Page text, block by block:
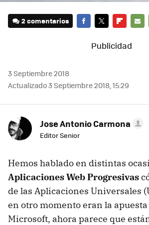
2 comentarios
MAIL
3 Septiembre 2018
Actualizado 3 Septiembre 2018, 15:29
Jose Antonio Carmona
Editor Senior
Hemos hablado en distintas
Aplicaciones Web Progresivas
de las Aplicaciones Universales
en otro momento eran la
Microsoft, ahora parece que